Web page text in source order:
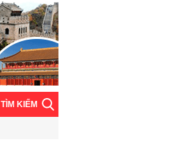
TÌM KIẾM